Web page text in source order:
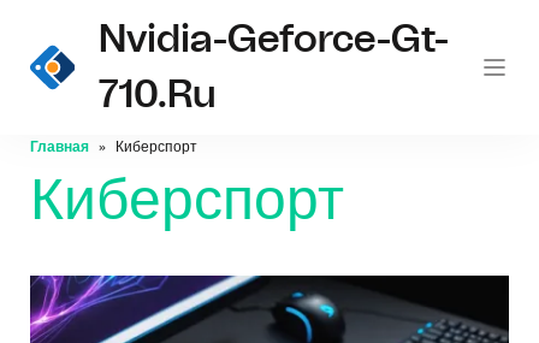
Nvidia-Geforce-Gt-
710.ru
Главная Киберспорт
Киберспорт